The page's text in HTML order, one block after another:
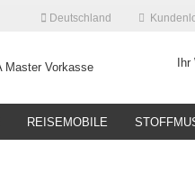
Deutschland
REISEMOBILE